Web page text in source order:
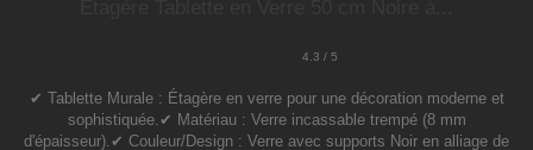
4.3 / 5
✔ Tablette Murale : Étagère en verre pour une décoration moderne et
sophistiquée.✔ Matériau : Verre incassable trempé (8 mm
d'épaisseur).✔ Couleur/Design : Verre avec supports Noir en alliage de